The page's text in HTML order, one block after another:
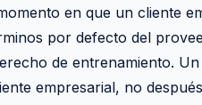
en que un cliente
por defecto del
de entrenamiento.
empresarial, no